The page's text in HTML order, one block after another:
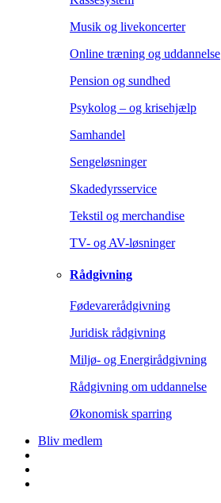
Musik og livekoncerter
Online træning og uddannelse
Pension og sundhed
Psykolog – og krisehjælp
Samhandel
Sengeløsninger
Skadedyrsservice
Tekstil og merchandise
TV- og AV-løsninger
Rådgivning
Fødevarerådgivning
Juridisk rådgivning
Miljø- og Energirådgivning
Rådgivning om uddannelse
Økonomisk sparring
Bliv medlem